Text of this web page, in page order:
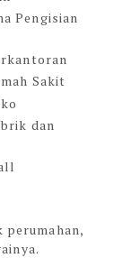
Pengisian
Sakit
dan
perumahan,